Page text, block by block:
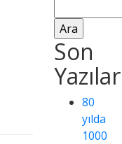
Son
Yazılar
80
yılda
1000